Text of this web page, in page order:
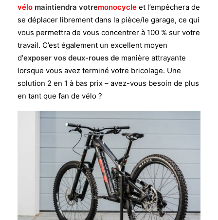
vélo maintiendra votremonocycle et l’empêchera de
se déplacer librement dans la pièce/le garage, ce qui
vous permettra de vous concentrer à 100 % sur votre
travail. C’est également un excellent moyen
d’exposer vos deux-roues de manière attrayante
lorsque vous avez terminé votre bricolage. Une
solution 2 en 1 à bas prix – avez-vous besoin de plus
en tant que fan de vélo ?